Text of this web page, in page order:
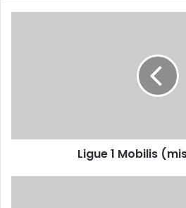
Ligue 1 Mobilis